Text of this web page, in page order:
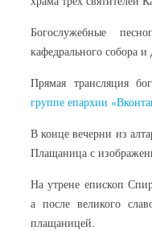
Богослужебные
кафедрального собора и
Прямая трансляция
группе епархии
В конце вечерни из
Плащаница с
На утрене епископ
а после великого
плащаницей.